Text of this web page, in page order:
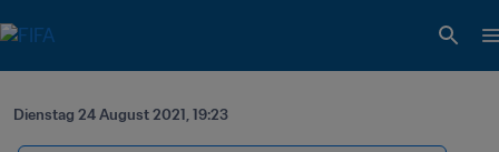
Dienstag 24 August 2021, 19:23